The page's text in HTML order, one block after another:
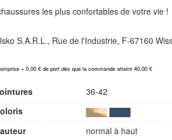
les plus confortables de votre vie !
S.A.R.L., Rue de l'Industrie, F-67160
+ 0,00 € de port dès que la commande atteint 40,00 €
36-42
normal à haut